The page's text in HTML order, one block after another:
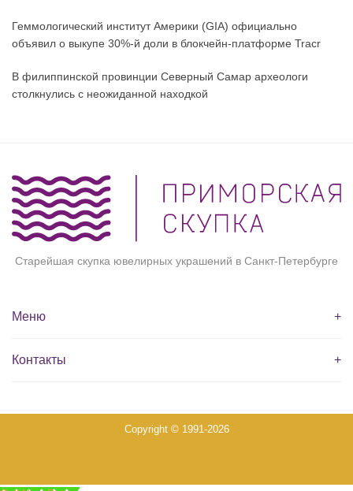
Геммологический институт Америки (GIA) официально
объявил о выкупе 30%-й доли в блокчейн-платформе Tracr
В филиппинской провинции Северный Самар археологи
столкнулись с неожиданной находкой
Старейшая скупка ювелирных украшений в Санкт-Петербурге
Меню +
Контакты +
Copyright © 1991-2026